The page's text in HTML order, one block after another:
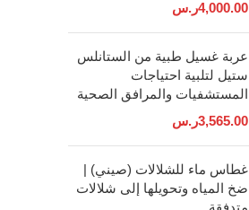
4,000.00ر.س
عربة غسيل طبية من الستانلس
ستيل لتلبية احتياجات
المستشفيات والمرافق الصحية
3,565.00ر.س
غطاس ماء للشلالات (صيني) |
ضخ المياه وتحويلها إلى شلالات